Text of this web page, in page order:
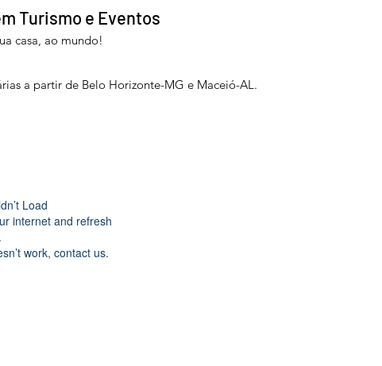
Turismo e Eventos
casa, ao mundo!
a partir de Belo Horizonte-MG e Maceió-AL.
Load
internet and refresh
work, contact us.